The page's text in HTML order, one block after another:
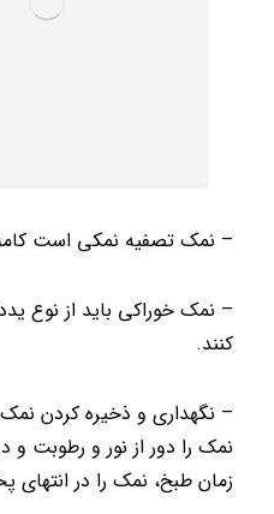
– نمک تصفیه نمکی است
– نمک خوراکی باید از نوع
کنند.
– نگهداری و ذخیره کردن
نمک را دور از نور و رطوبت
زمان طبخ، نمک را در